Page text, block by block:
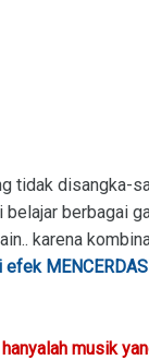
tidak disangka-
berbagai
karena
musik